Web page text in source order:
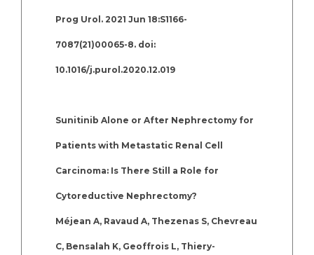
Prog Urol. 2021 Jun 18:S1166-
7087(21)00065-8. doi:
10.1016/j.purol.2020.12.019
Sunitinib Alone or After Nephrectomy for
Patients with Metastatic Renal Cell
Carcinoma: Is There Still a Role for
Cytoreductive Nephrectomy?
Méjean A, Ravaud A, Thezenas S, Chevreau
C, Bensalah K, Geoffrois L, Thiery-